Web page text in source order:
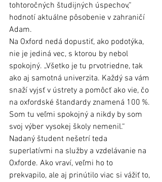
tohtoročných študijných úspechov,“
hodnotí aktuálne pôsobenie v zahraničí
Adam.
Na Oxford nedá dopustiť, ako podotýka,
nie je jediná vec, s ktorou by nebol
spokojný. „Všetko je tu prvotriedne, tak
ako aj samotná univerzita. Každý sa vám
snaží vyjsť v ústrety a pomôcť ako vie, čo
na oxfordské štandardy znamená 100 %.
Som tu veľmi spokojný a nikdy by som
svoj výber vysokej školy nemenil.“
Nadaný študent nešetrí teda
superlatívmi na služby a vzdelávanie na
Oxforde. Ako vraví, veľmi ho to
prekvapilo, ale aj prinútilo viac si vážiť to,